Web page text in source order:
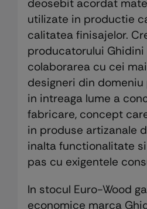
deosebit acordat
utilizate in productie
calitatea finisajelor.
producatorului Ghidini
colaborarea cu cei
designeri din
in intreaga lume a
fabricare, concept
in produse artizanale
inalta functionalitate
pas cu exigentele
In stocul Euro-Wood
economice marca